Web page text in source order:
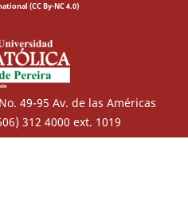
(CC By-NC 4.0)
49-95 Av. de las Américas
312 4000 ext. 1019